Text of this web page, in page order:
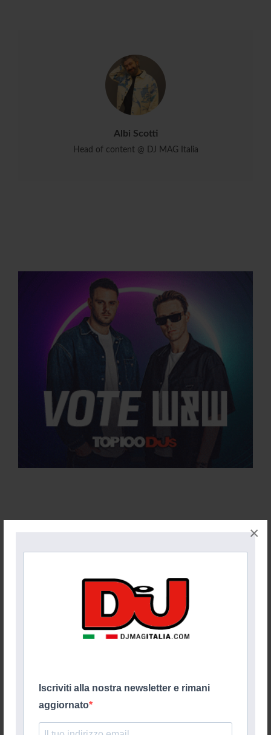
Iscriviti alla nostra newsletter e rimani
aggiornato
×
Albi Scotti
Head of content @ DJ MAG Italia